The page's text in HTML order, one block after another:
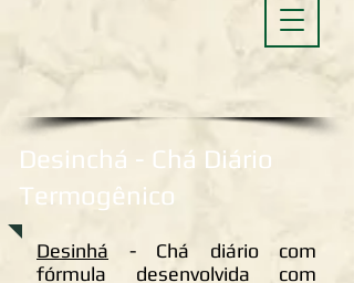
Desinchá - Chá Diário
Termogênico
Desinhá - Chá diário com
fórmula desenvolvida com